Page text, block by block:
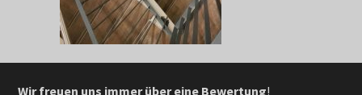
Wir freuen uns immer über eine Bewertung!